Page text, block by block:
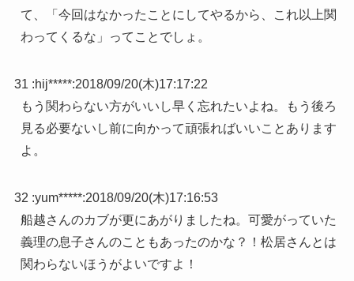
て、「今回はなかったことにしてやるから、これ以上関
わってくるな」ってことでしょ。
31 :hij*****:2018/09/20(木)17:17:22
もう関わらない方がいいし早く忘れたいよね。もう後ろ
見る必要ないし前に向かって頑張ればいいことあります
よ。
32 :yum*****:2018/09/20(木)17:16:53
船越さんのカブが更にあがりましたね。可愛がっていた
義理の息子さんのこともあったのかな？！松居さんとは
関わらないほうがよいですよ！